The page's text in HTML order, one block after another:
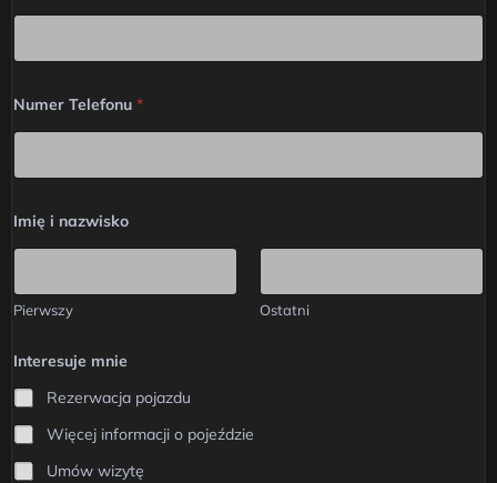
Numer Telefonu *
s
c
h
d
g
o
d
a
Imię i nazwisko
Pierwszy Ostatni
Interesuje mnie
Rezerwacja pojazdu
Więcej informacji o pojeździe
Umów wizytę